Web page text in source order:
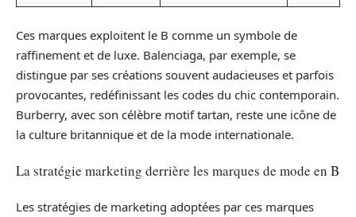
Ces marques exploitent le B comme un symbole de
raffinement et de luxe. Balenciaga, par exemple, se
distingue par ses créations souvent audacieuses et parfois
provocantes, redéfinissant les codes du chic contemporain.
Burberry, avec son célèbre motif tartan, reste une icône de
la culture britannique et de la mode internationale.
La stratégie marketing derrière les marques de mode en B
Les stratégies de marketing adoptées par ces marques